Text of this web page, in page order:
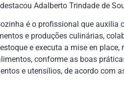
Adalberto Trindade de
é o profissional que auxilia
e produções culinárias,
e executa a mise en place,
conforme as boas
e utensílios, de acordo com